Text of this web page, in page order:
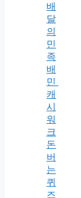
배
달
의
민
족
배
민
캐
시
워
크
돈
버
는
퀴
즈